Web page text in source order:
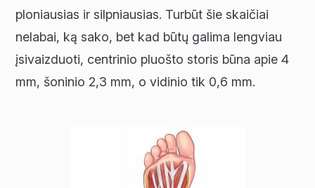
ploniausias ir silpniausias. Turbūt šie skaičiai
nelabai, ką sako, bet kad būtų galima lengviau
įsivaizduoti, centrinio pluošto storis būna apie 4
mm, šoninio 2,3 mm, o vidinio tik 0,6 mm.